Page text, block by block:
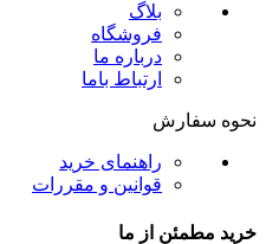
بلاگ
فروشگاه
درباره ما
ارتباط باما
نحوه سفارش
راهنمای خرید
قوانین و مقررات
خرید مطمئن از ما